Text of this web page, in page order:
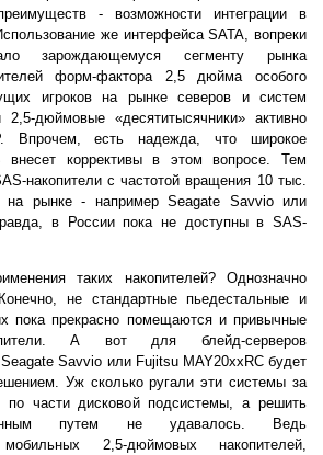
- возможности интеграции в
же интерфейса SATA, вопреки
зарождающемуся сегменту рынка
форм-фактора 2,5 дюйма особого
игроков на рынке северов и систем
дюймовые «десятитысячники» активно
Впрочем, есть надежда, что широкое
внесет коррективы в этом вопросе. Тем
накопители с частотой вращения 10 тыс.
на рынке - например Seagate Savvio или
в России пока не доступны в SAS-
таких накопителей? Однозначно
не стандартные пьедестальные и
пока прекрасно помещаются и привычные
А вот для блейд-серверов
Savvio или Fujitsu MAY20xxRC будет
Уж сколько ругали эти системы за
по части дисковой подсистемы, а решить
путем не удавалось. Ведь
мобильных 2,5-дюймовых накопителей,